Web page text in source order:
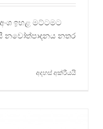
ඉහළ මට්ටමට
නවෝත්පාදනය නතර
අදහස් අක්රීයයිමත
වින්ස්සී
ලුන්ඩෝ යූ